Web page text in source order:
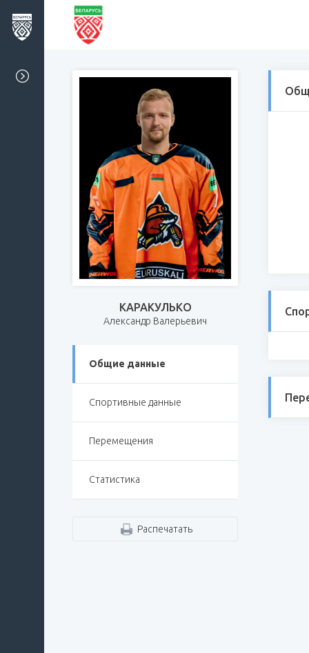
КАРАКУЛЬКО
Александр Валерьевич
Общие данные
Спортивные данные
Перемещения
Статистика
Распечатать